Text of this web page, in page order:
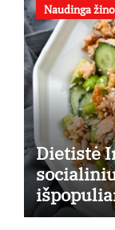
Naudinga
Dietistė
receptu